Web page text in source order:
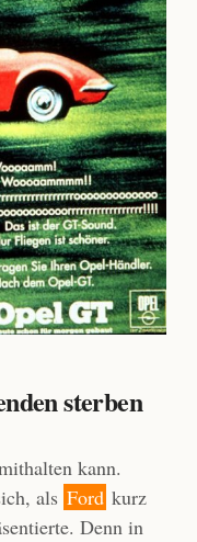
sterben
kann.
als Ford kurz
Denn in